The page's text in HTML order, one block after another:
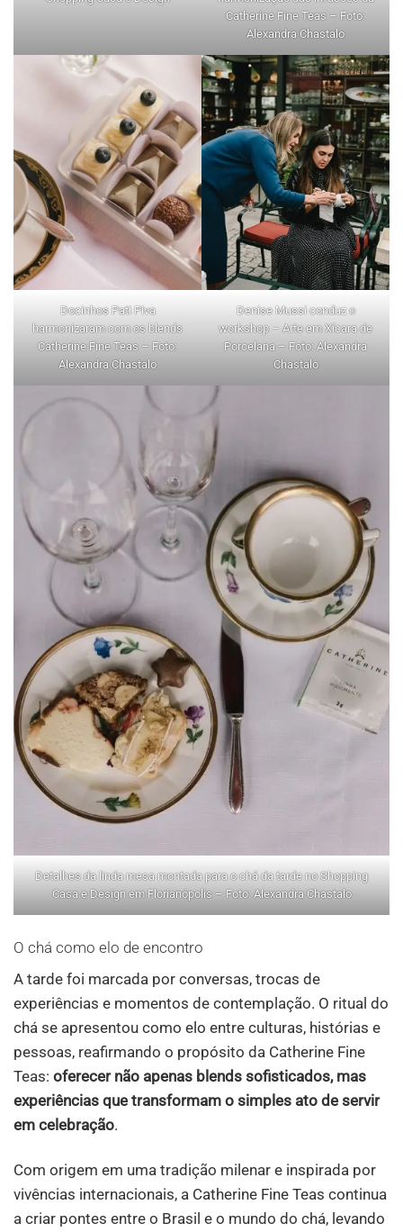
Catherine Fine Teas – Foto:
Alexandra Chastalo
Docinhos Pati Piva
harmonizaram com os blends
Catherine Fine Teas – Foto:
Alexandra Chastalo
Denise Mussi conduz o
workshop – Arte em Xícara de
Porcelana – Foto: Alexandra
Chastalo
Detalhes da linda mesa montada para o chá da tarde no Shopping
Casa e Design em Florianópolis – Foto: Alexandra Chastalo
O chá como elo de encontro
A tarde foi marcada por conversas, trocas de
experiências e momentos de contemplação. O ritual do
chá se apresentou como elo entre culturas, histórias e
pessoas, reafirmando o propósito da Catherine Fine
Teas: oferecer não apenas blends sofisticados, mas
experiências que transformam o simples ato de servir
em celebração.
Com origem em uma tradição milenar e inspirada por
vivências internacionais, a Catherine Fine Teas continua
a criar pontes entre o Brasil e o mundo do chá, levando